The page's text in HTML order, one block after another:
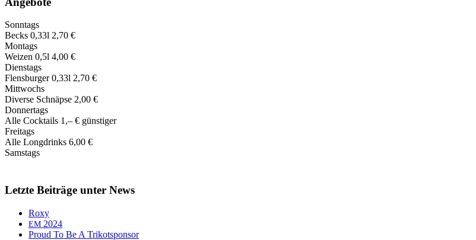
Sonntags
Becks 0,33l 2,70 €
Montags
Weizen 0,5l 4,00 €
Dienstags
Flensburger 0,33l 2,70 €
Mittwochs
Diverse Schnäpse 2,00 €
Donnertags
Alle Cocktails 1,‒ € günstiger
Freitags
Alle Longdrinks 6,00 €
Samstags
Letzte Beiträge unter News
Roxy
EM 2024
Proud To Be A Trikotsponsor